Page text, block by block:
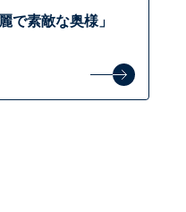
で素敵な奥様」